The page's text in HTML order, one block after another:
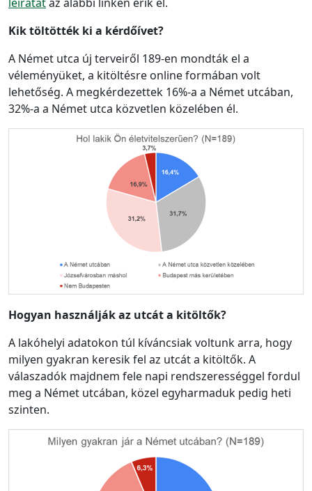
Kik töltötték ki a kérdőívet?
A Német utca új terveiről 189-en mondták el a
véleményüket, a kitöltésre online formában volt
lehetőség. A megkérdezettek 16%-a a Német utcában,
32%-a a Német utca közvetlen közelében él.
Hogyan használják az utcát a kitöltők?
A lakóhelyi adatokon túl kíváncsiak voltunk arra, hogy
milyen gyakran keresik fel az utcát a kitöltők. A
válaszadók majdnem fele napi rendszerességgel fordul
meg a Német utcában, közel egyharmaduk pedig heti
szinten.